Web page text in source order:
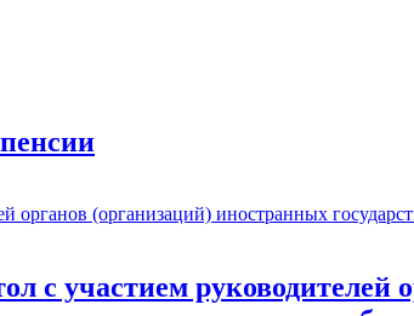
участием руководителей